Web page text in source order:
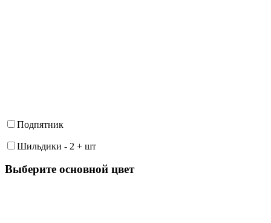
Подпятник
Шильдики - 2 + шт
Выберите oсновной цвет